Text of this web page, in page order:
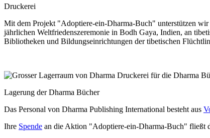
Druckerei
Mit dem Projekt "Adoptiere-ein-Dharma-Buch" unterstützen
jährlichen Weltfriedenszeremonie in Bodh Gaya, Indien, an
Bibliotheken und Bildungseinrichtungen der tibetischen
Lagerung der Dharma Bücher
Das Personal von Dharma Publishing International besteht aus
Ihre Spende an die Aktion "Adoptiere-ein-Dharma-Buch" fließt